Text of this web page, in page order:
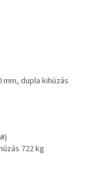
dupla kihúzás
722 kg